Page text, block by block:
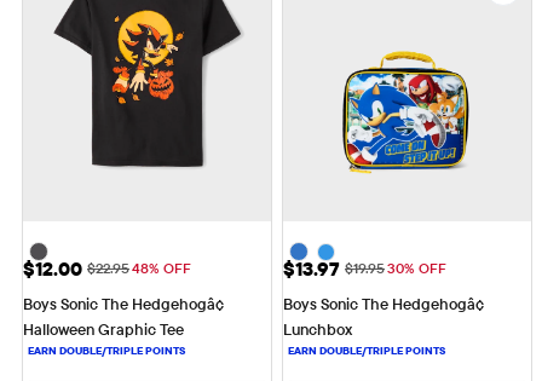
Precio de venta: $12.00
$12.00 Precio original: $22.95
$22.9548% OFF
Boys Sonic The Hedgehogâ¢
Halloween Graphic Tee
Precio de venta: $13.97
$13.97 Precio original: $19.95
$19.9530% OFF
Boys Sonic The Hedgehogâ¢
Lunchbox